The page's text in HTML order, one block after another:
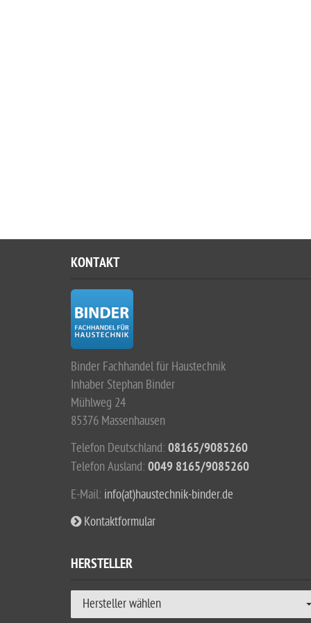
KONTAKT
Binder Fachhandel für Haustechnik
Inhaber Stephan Binder
Mühlweg 24
85376 Massenhausen
Telefon Deutschland: 08165/9085260
Telefon Ausland: 0049 8165/9085260
E-Mail: info(at)haustechnik-binder.de
Kontaktformular
HERSTELLER
Hersteller wählen